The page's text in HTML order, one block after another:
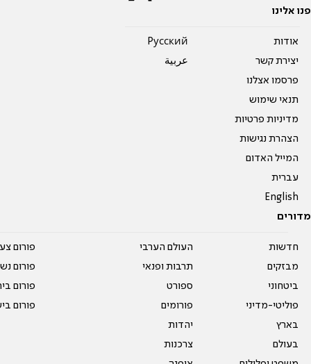
פנו אלינו
אודות
יצירת קשר
פרסמו אצלנו
תנאי שימוש
מדיניות פרטיות
הצהרת נגישות
המייל האדום
עברית
English
Pусский
عربية
מדורים
חדשות
מבזקים
ביטחוני
פוליטי-מדיני
בארץ
בעולם
העולם הערבי
תרבות ופנאי
ספורט
פורומים
יהדות
צרכנות
פורום
פורום
פורום
פורום